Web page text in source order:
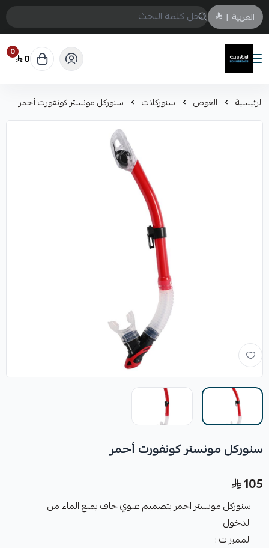
العربية |
لونق بريث
0 0
الرئيسية الغوص سنوركلات سنوركل مونستر كونفورت أحمر
سنوركل مونستر كونفورت أحمر
105
سنوركل مونستر احمر بتصميم علوي جاف يمنع الماء من
الدخول
المميزات :